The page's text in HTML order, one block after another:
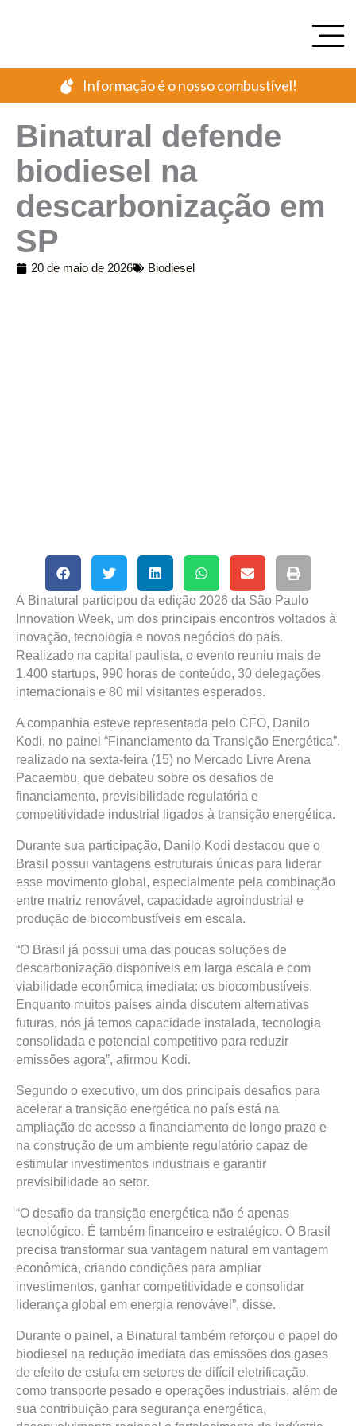
Informação é o nosso combustível!
Binatural defende
biodiesel na
descarbonização em
SP
20 de maio de 2026 Biodiesel
A Binatural participou da edição 2026 da São Paulo
Innovation Week, um dos principais encontros voltados à
inovação, tecnologia e novos negócios do país.
Realizado na capital paulista, o evento reuniu mais de
1.400 startups, 990 horas de conteúdo, 30 delegações
internacionais e 80 mil visitantes esperados.
A companhia esteve representada pelo CFO, Danilo
Kodi, no painel “Financiamento da Transição Energética”,
realizado na sexta-feira (15) no Mercado Livre Arena
Pacaembu, que debateu sobre os desafios de
financiamento, previsibilidade regulatória e
competitividade industrial ligados à transição energética.
Durante sua participação, Danilo Kodi destacou que o
Brasil possui vantagens estruturais únicas para liderar
esse movimento global, especialmente pela combinação
entre matriz renovável, capacidade agroindustrial e
produção de biocombustíveis em escala.
“O Brasil já possui uma das poucas soluções de
descarbonização disponíveis em larga escala e com
viabilidade econômica imediata: os biocombustíveis.
Enquanto muitos países ainda discutem alternativas
futuras, nós já temos capacidade instalada, tecnologia
consolidada e potencial competitivo para reduzir
emissões agora”, afirmou Kodi.
Segundo o executivo, um dos principais desafios para
acelerar a transição energética no país está na
ampliação do acesso a financiamento de longo prazo e
na construção de um ambiente regulatório capaz de
estimular investimentos industriais e garantir
previsibilidade ao setor.
“O desafio da transição energética não é apenas
tecnológico. É também financeiro e estratégico. O Brasil
precisa transformar sua vantagem natural em vantagem
econômica, criando condições para ampliar
investimentos, ganhar competitividade e consolidar
liderança global em energia renovável”, disse.
Durante o painel, a Binatural também reforçou o papel do
biodiesel na redução imediata das emissões dos gases
de efeito de estufa em setores de difícil eletrificação,
como transporte pesado e operações industriais, além de
sua contribuição para segurança energética,